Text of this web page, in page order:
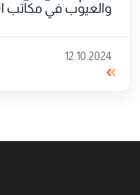
والعيوب في مكاتب
12.10.2024